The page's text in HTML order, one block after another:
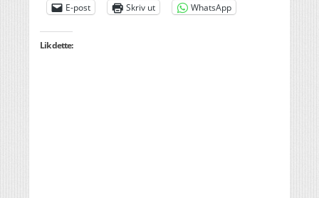
E-post Skriv ut WhatsApp
Lik dette: